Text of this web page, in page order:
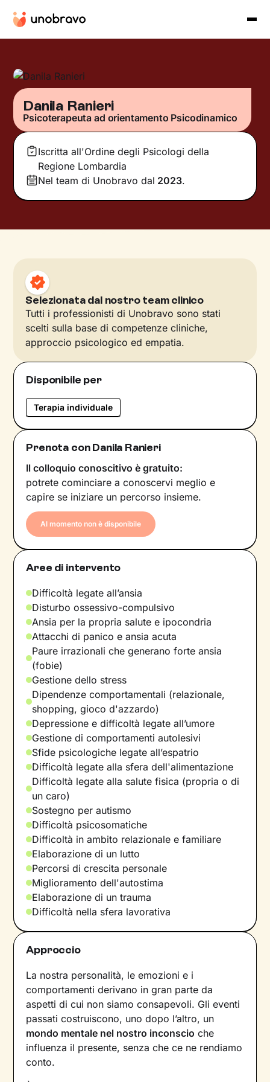
Danila Ranieri
Psicoterapeuta ad orientamento Psicodinamico
Iscritta all'Ordine degli Psicologi della
Regione Lombardia
Nel team di Unobravo dal 2023.
Selezionata dal nostro team clinico
Tutti i professionisti di Unobravo sono stati
scelti sulla base di competenze cliniche,
approccio psicologico ed empatia.
Disponibile per
Terapia individuale
Prenota con Danila Ranieri
Il colloquio conoscitivo è gratuito:
potrete cominciare a conoscervi meglio e
capire se iniziare un percorso insieme.
Al momento non è disponibile
Aree di intervento
Difficoltà legate all’ansia
Disturbo ossessivo-compulsivo
Ansia per la propria salute e ipocondria
Attacchi di panico e ansia acuta
Paure irrazionali che generano forte ansia
(fobie)
Gestione dello stress
Dipendenze comportamentali (relazionale,
shopping, gioco d'azzardo)
Depressione e difficoltà legate all’umore
Gestione di comportamenti autolesivi
Sfide psicologiche legate all’espatrio
Difficoltà legate alla sfera dell'alimentazione
Difficoltà legate alla salute fisica (propria o di
un caro)
Sostegno per autismo
Difficoltà psicosomatiche
Difficoltà in ambito relazionale e familiare
Elaborazione di un lutto
Percorsi di crescita personale
Miglioramento dell'autostima
Elaborazione di un trauma
Difficoltà nella sfera lavorativa
Approccio
La nostra personalità, le emozioni e i
comportamenti derivano in gran parte da
aspetti di cui non siamo consapevoli. Gli eventi
passati costruiscono, uno dopo l’altro, un
mondo mentale nel nostro inconscio che
influenza il presente, senza che ce ne rendiamo
conto.